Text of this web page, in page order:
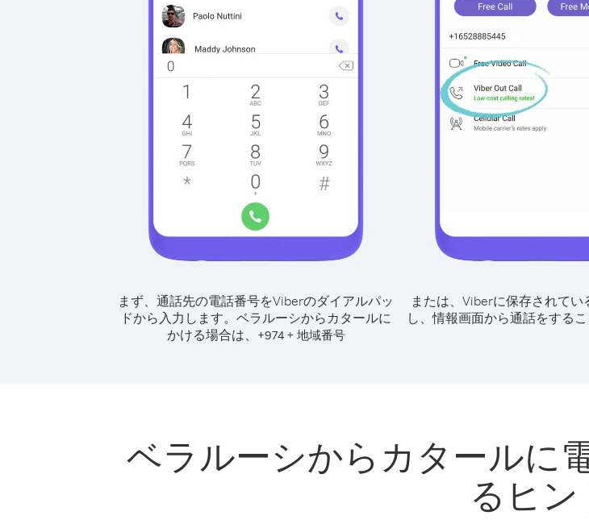
まず、通話先の電話番号をViberのダイアルパッ
ドから入力します。 ベラルーシからカタールに
かける場合は、
+974+ 地域番号
または、Viberに保存されてい
し、情報画面から通話をするこ
ベラルーシからカタールに
るヒン